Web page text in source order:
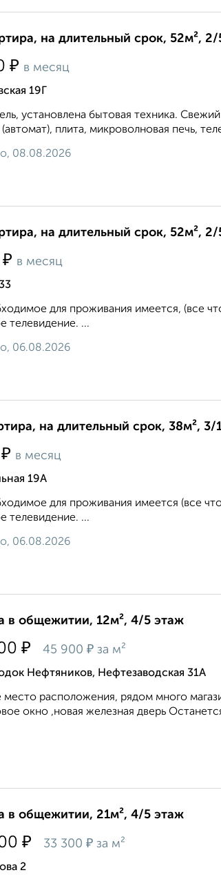
на длительный срок, 52м²,
₽ в месяц
19Г
установлена бытовая техника.
плита, микроволновая печь,
08.08.2026
на длительный срок, 52м²,
₽ в месяц
для проживания имеется, (все
телевидение. ...
06.08.2026
на длительный срок, 38м², 3/
₽ в месяц
19А
для проживания имеется (все
телевидение. ...
06.08.2026
в общежитии, 12м², 4/5 этаж
₽ 45 900 ₽ за м²
Нефтяников, Нефтезаводская 31А
расположения, рядом много
окно ,новая железная дверь
в общежитии, 21м², 4/5 этаж
₽ 33 300 ₽ за м²
2